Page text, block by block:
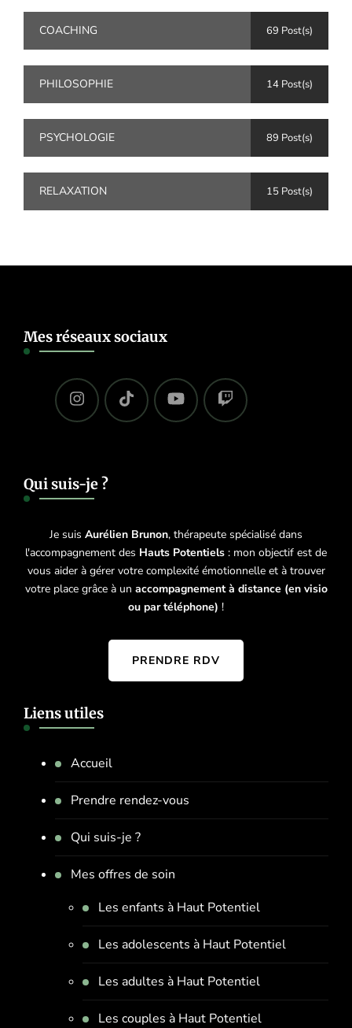
COACHING 69 Post(s)
PHILOSOPHIE 14 Post(s)
PSYCHOLOGIE 89 Post(s)
RELAXATION 15 Post(s)
Mes réseaux sociaux
Qui suis-je ?
Je suis Aurélien Brunon, thérapeute spécialisé dans
l'accompagnement des Hauts Potentiels : mon objectif est de
vous aider à gérer votre complexité émotionnelle et à trouver
votre place grâce à un accompagnement à distance (en visio
ou par téléphone) !
PRENDRE RDV
Liens utiles
Accueil
Prendre rendez-vous
Qui suis-je ?
Mes offres de soin
Les enfants à Haut Potentiel
Les adolescents à Haut Potentiel
Les adultes à Haut Potentiel
Les couples à Haut Potentiel